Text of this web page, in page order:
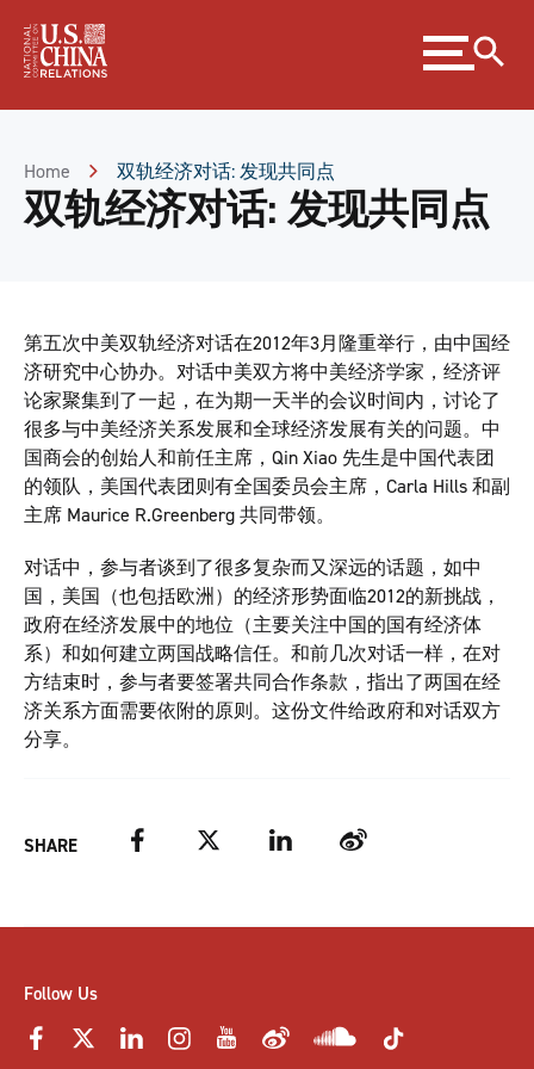
Content
Expand
menu
Home 双轨经济对话: 发现共同点
双轨经济对话: 发现共同点
第五次中美双轨经济对话在2012年3月隆重举行，由中国经
济研究中心协办。对话中美双方将中美经济学家，经济评
论家聚集到了一起，在为期一天半的会议时间内，讨论了
很多与中美经济关系发展和全球经济发展有关的问题。中
国商会的创始人和前任主席，Qin Xiao 先生是中国代表团
的领队，美国代表团则有全国委员会主席，Carla Hills 和副
主席 Maurice R.Greenberg 共同带领。
对话中，参与者谈到了很多复杂而又深远的话题，如中
国，美国（也包括欧洲）的经济形势面临2012的新挑战，
政府在经济发展中的地位（主要关注中国的国有经济体
系）和如何建立两国战略信任。和前几次对话一样，在对
方结束时，参与者要签署共同合作条款，指出了两国在经
济关系方面需要依附的原则。这份文件给政府和对话双方
分享。
SHARE Facebook Twitter LinkedIn Weibo
Follow Us